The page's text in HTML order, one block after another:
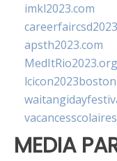
imkl2023.com
apsth2023.com
MedItRio2023.org
MEDIA